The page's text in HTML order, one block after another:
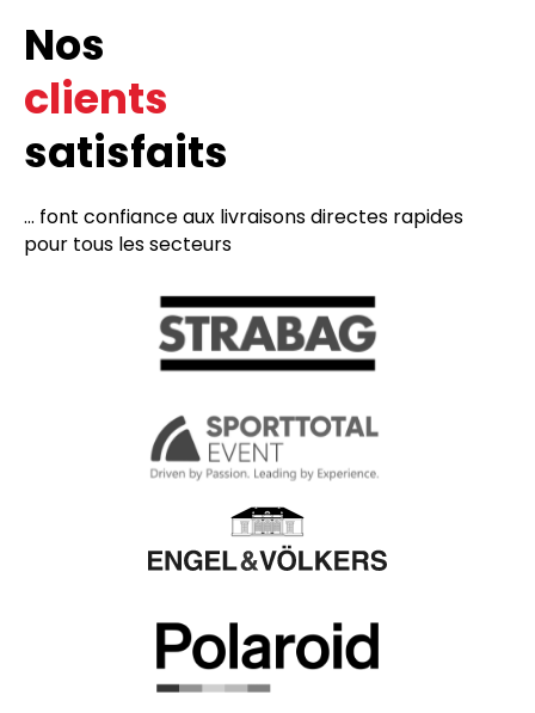
Nos
clients
satisfaits
... font confiance aux livraisons directes rapides
pour tous les secteurs